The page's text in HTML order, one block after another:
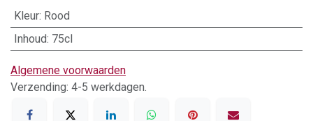
Kleur: Rood
Inhoud: 75cl
Algemene voorwaarden
Verzending: 4-5 werkdagen.